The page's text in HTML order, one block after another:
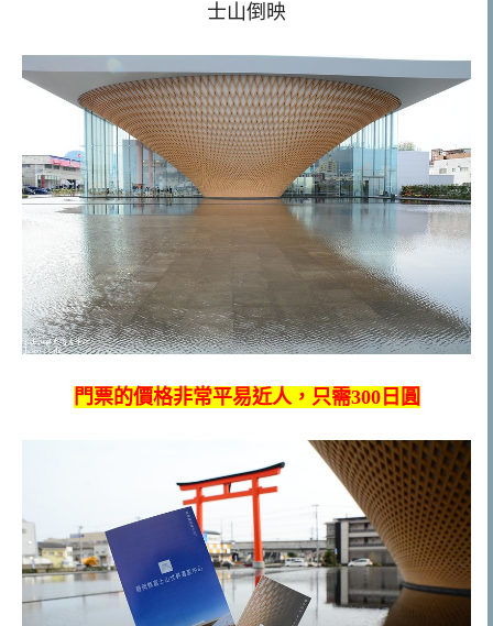
士山倒映
門票的價格非常平易近人，只需300日圓